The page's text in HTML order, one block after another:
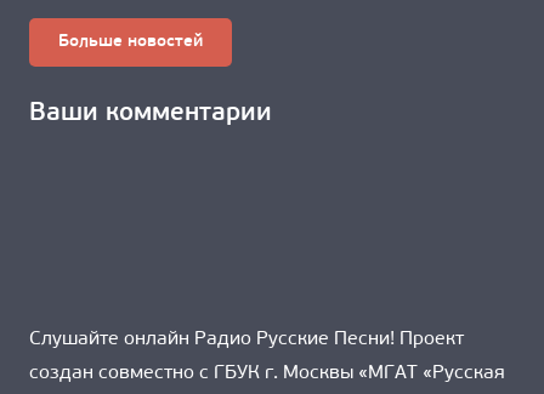
Больше новостей
Ваши комментарии
Слушайте онлайн Радио Русские Песни! Проект
создан совместно с ГБУК г. Москвы «МГАТ «Русская